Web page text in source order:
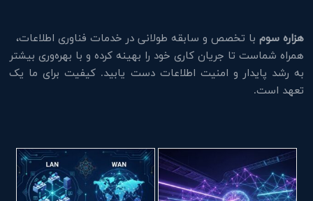
هزاره سوم با تخصص و سابقه طولانی در خدمات فناوری اطلاعات،
همراه شماست تا جریان کاری خود را بهینه کرده و با بهره‌وری بیشتر
به رشد پایدار و امنیت اطلاعات دست یابید. کیفیت برای ما یک
تعهد است.